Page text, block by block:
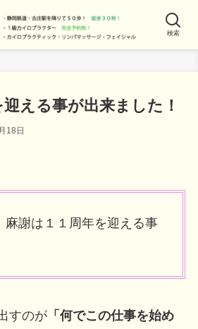
検索
える事が出来ました！
18日
麻謝は１１周年を迎える事
すのが「何でこの仕事を始め